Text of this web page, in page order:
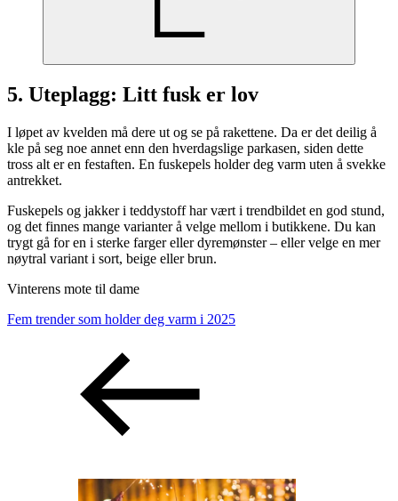
5. Uteplagg: Litt fusk er lov
I løpet av kvelden må dere ut og se på rakettene. Da er det deilig å
kle på seg noe annet enn den hverdagslige parkasen, siden dette
tross alt er en festaften. En fuskepels holder deg varm uten å svekke
antrekket.
Fuskepels og jakker i teddystoff har vært i trendbildet en god stund,
og det finnes mange varianter å velge mellom i butikkene. Du kan
trygt gå for en i sterke farger eller dyremønster – eller velge en mer
nøytral variant i sort, beige eller brun.
Vinterens mote til dame
Fem trender som holder deg varm i 2025